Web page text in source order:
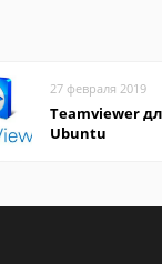
27 февраля 2019
Teamviewer
Ubuntu